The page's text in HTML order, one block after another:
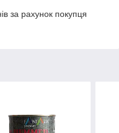
за рахунок покупця